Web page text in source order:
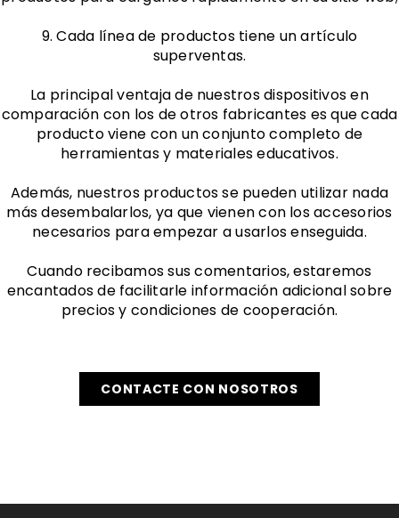
9. Cada línea de productos tiene un artículo
superventas.
La principal ventaja de nuestros dispositivos en
comparación con los de otros fabricantes es que cada
producto viene con un conjunto completo de
herramientas y materiales educativos.
Además, nuestros productos se pueden utilizar nada
más desembalarlos, ya que vienen con los accesorios
necesarios para empezar a usarlos enseguida.
Cuando recibamos sus comentarios, estaremos
encantados de facilitarle información adicional sobre
precios y condiciones de cooperación.
CONTACTE CON NOSOTROS